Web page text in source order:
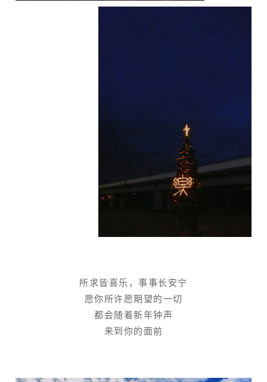
所求皆喜乐，事事长安宁
愿你所许愿期望的一切
都会随着新年钟声
来到你的面前